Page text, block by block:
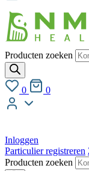
Producten zoeken
0 0
Inloggen
Particulier registreren
Producten zoeken